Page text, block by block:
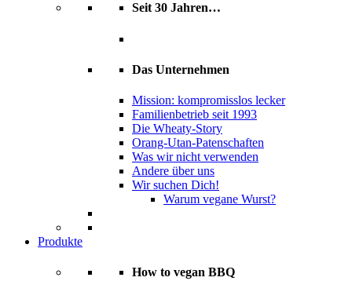
Seit 30 Jahren…
Das Unternehmen
Mission: kompromisslos lecker
Familienbetrieb seit 1993
Die Wheaty-Story
Orang-Utan-Patenschaften
Was wir nicht verwenden
Andere über uns
Wir suchen Dich!
Warum vegane Wurst?
Produkte
How to vegan BBQ